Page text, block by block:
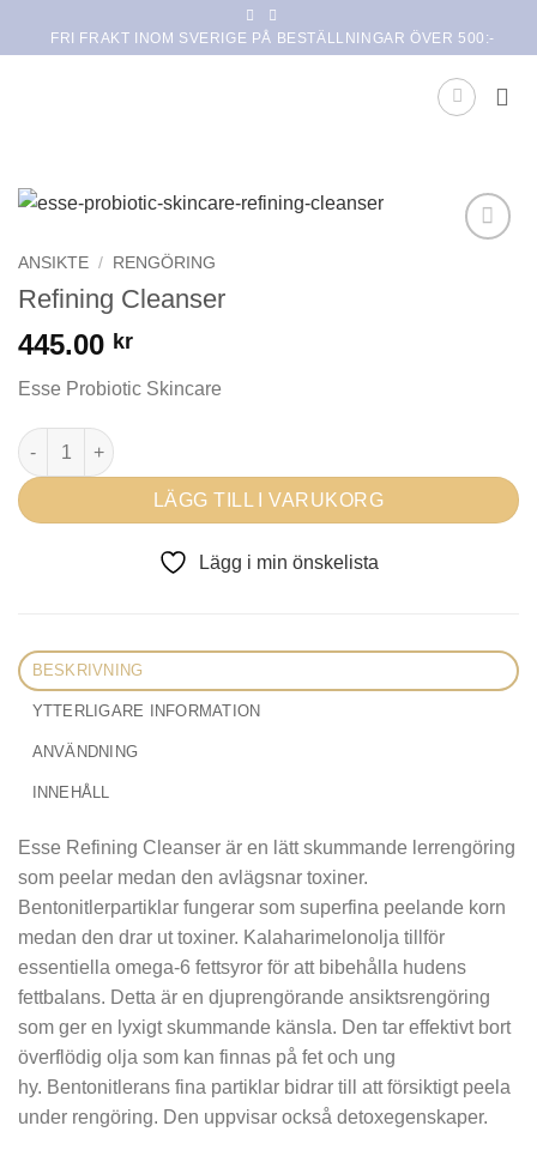
FRI FRAKT INOM SVERIGE PÅ BESTÄLLNINGAR ÖVER 500:-
ANSIKTE / RENGÖRING
Refining Cleanser
445.00 kr
Esse Probiotic Skincare
Refining Cleanser mängd
LÄGG TILL I VARUKORG
Lägg i min önskelista
BESKRIVNING
YTTERLIGARE INFORMATION
ANVÄNDNING
INNEHÅLL
Esse Refining Cleanser är en lätt skummande lerrengöring
som peelar medan den avlägsnar toxiner.
Bentonitlerpartiklar fungerar som superfina peelande korn
medan den drar ut toxiner. Kalaharimelonolja tillför
essentiella omega-6 fettsyror för att bibehålla hudens
fettbalans. Detta är en djuprengörande ansiktsrengöring
som ger en lyxigt skummande känsla. Den tar effektivt bort
överflödig olja som kan finnas på fet och ung
hy. Bentonitlerans fina partiklar bidrar till att försiktigt peela
under rengöring. Den uppvisar också detoxegenskaper.